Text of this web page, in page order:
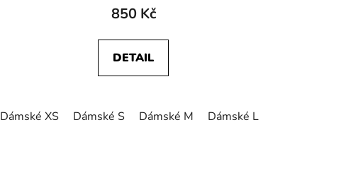
Dámské XL
850 Kč
DETAIL
Dámské XS Dámské S Dámské M Dámské L